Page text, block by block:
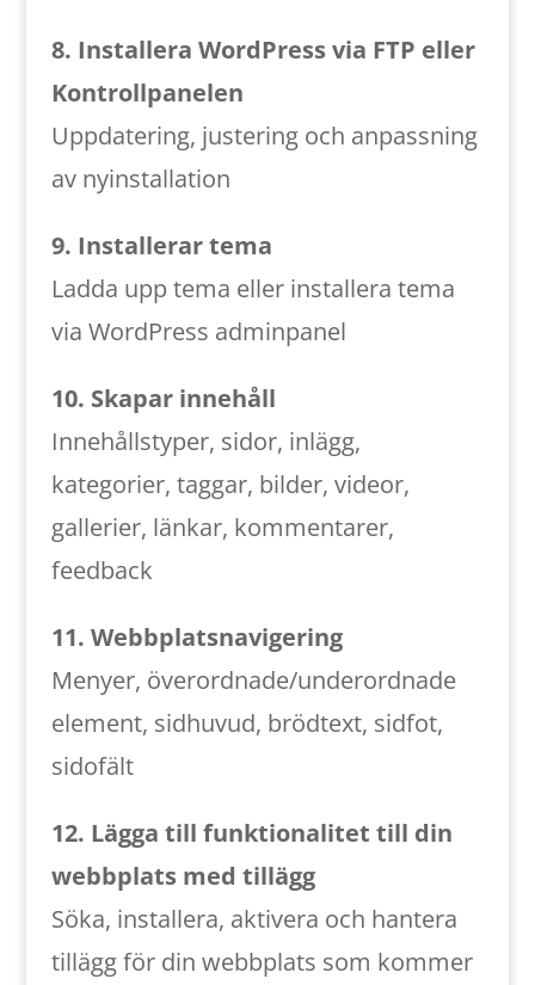
8. Installera WordPress via FTP eller
Kontrollpanelen
Uppdatering, justering och anpassning
av nyinstallation
9. Installerar tema
Ladda upp tema eller installera tema
via WordPress adminpanel
10. Skapar innehåll
Innehållstyper, sidor, inlägg,
kategorier, taggar, bilder, videor,
gallerier, länkar, kommentarer,
feedback
11. Webbplatsnavigering
Menyer, överordnade/underordnade
element, sidhuvud, brödtext, sidfot,
sidofält
12. Lägga till funktionalitet till din
webbplats med tillägg
Söka, installera, aktivera och hantera
tillägg för din webbplats som kommer